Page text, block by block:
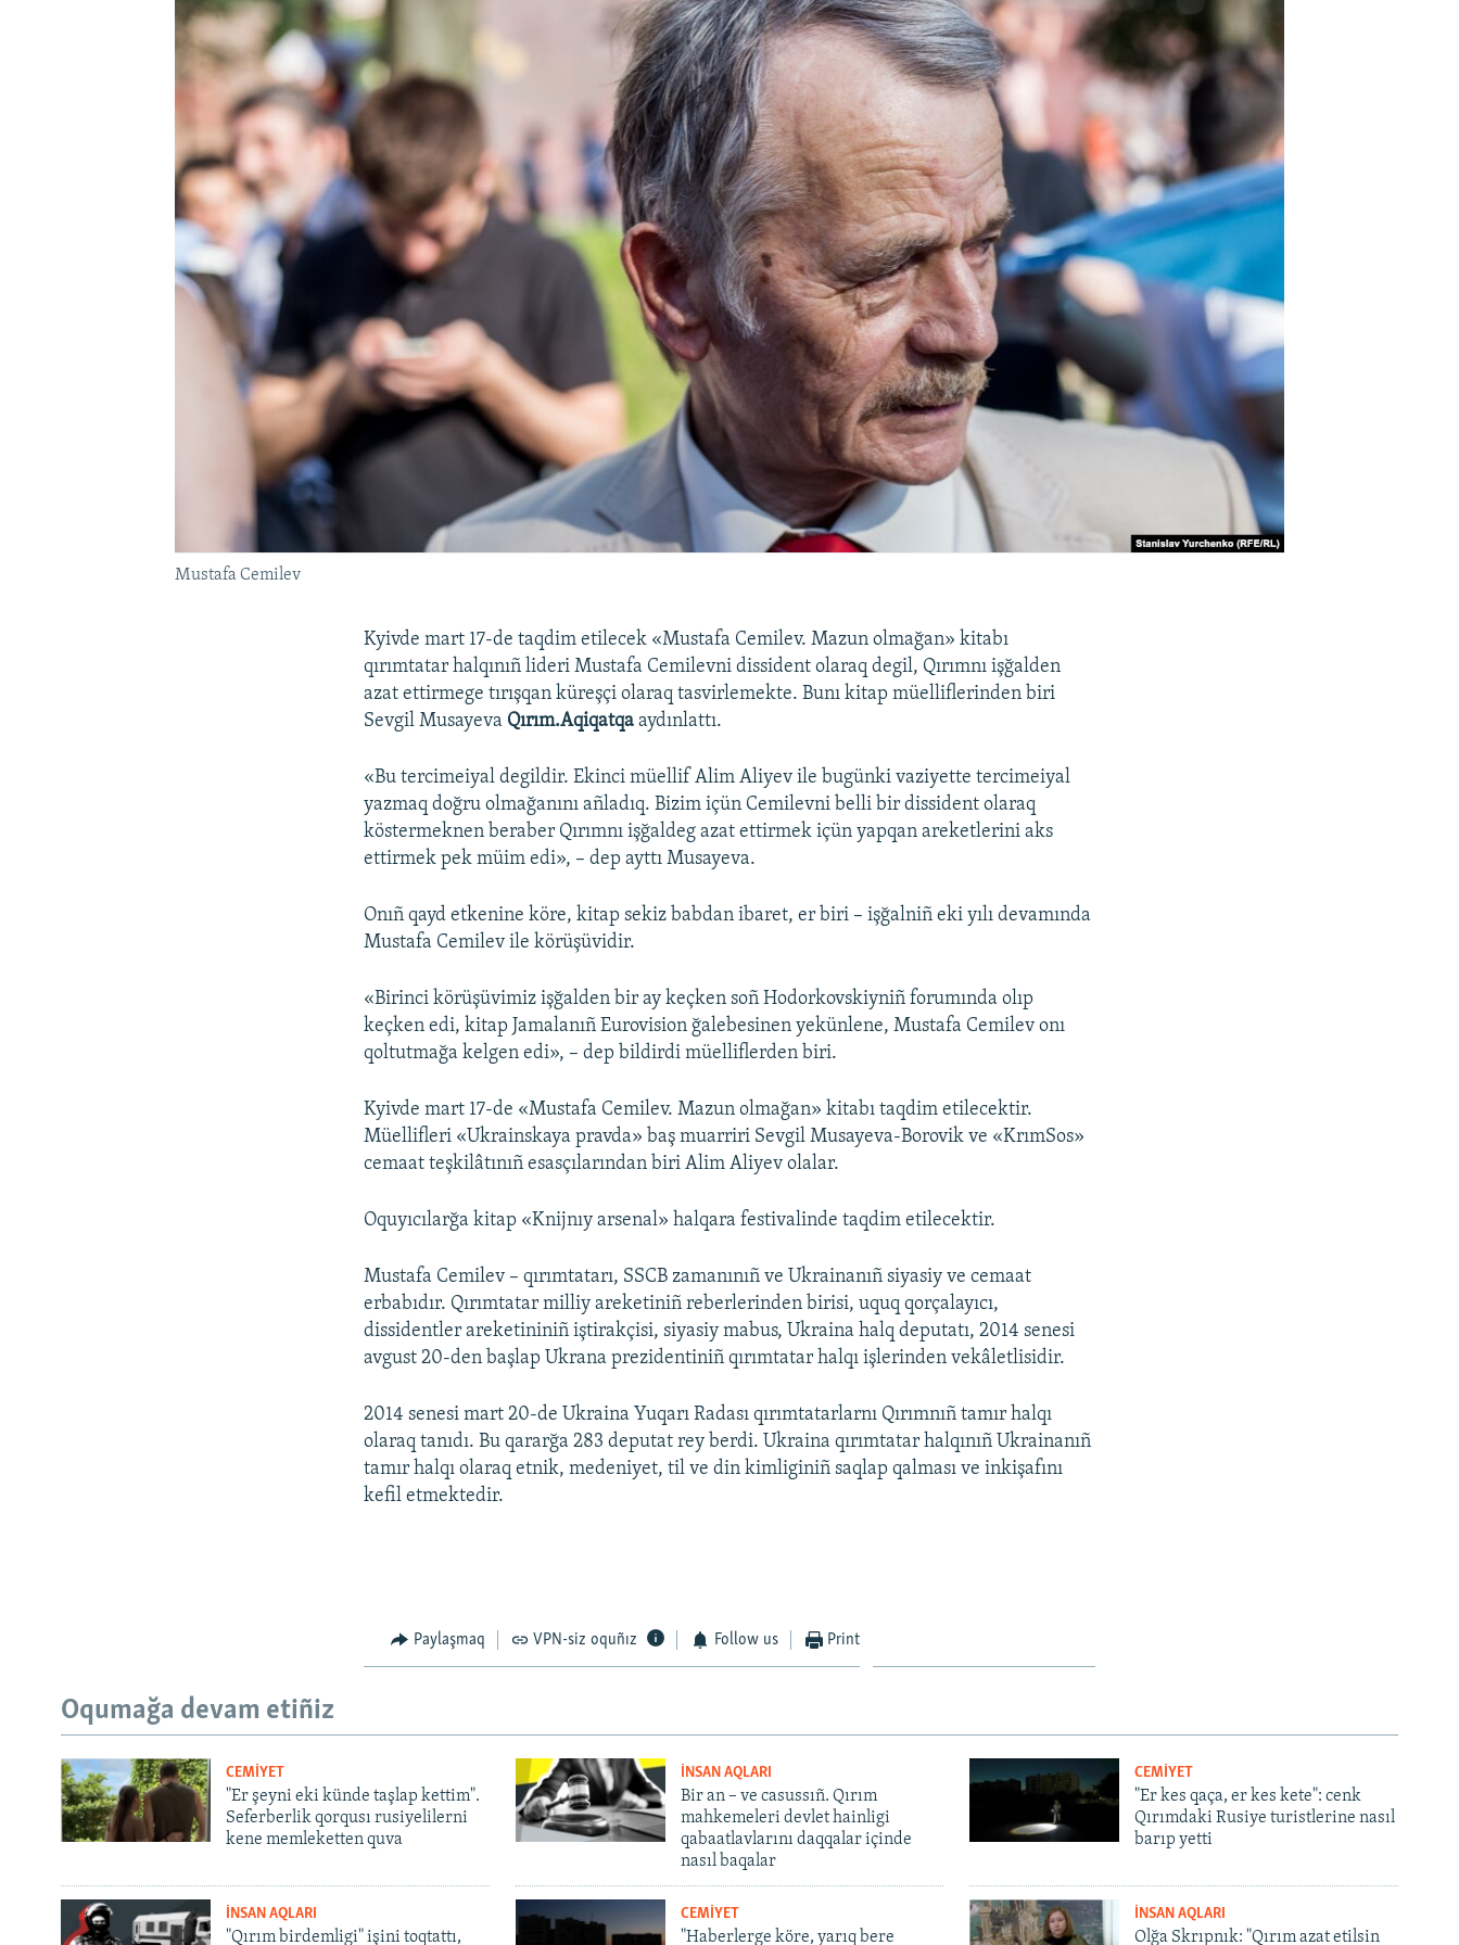
Mustafa Cemilev
Kyivde mart 17-de taqdim etilecek «Mustafa Cemilev. Mazun olmağan» kitabı
qırımtatar halqınıñ lideri Mustafa Cemilevni dissident olaraq degil, Qırımnı işğalden
azat ettirmege tırışqan küreşçi olaraq tasvirlemekte. Bunı kitap müelliflerinden biri
Sevgil Musayeva Qırım.Aqiqatqa aydınlattı.
«Bu tercimeiyal degildir. Ekinci müellif Alim Aliyev ile bugünki vaziyette tercimeiyal
yazmaq doğru olmağanını añladıq. Bizim içün Cemilevni belli bir dissident olaraq
köstermeknen beraber Qırımnı işğaldeg azat ettirmek içün yapqan areketlerini aks
ettirmek pek müim edi», – dep ayttı Musayeva.
Onıñ qayd etkenine köre, kitap sekiz babdan ibaret, er biri – işğalniñ eki yılı devamında
Mustafa Cemilev ile körüşüvidir.
«Birinci körüşüvimiz işğalden bir ay keçken soñ Hodorkovskiyniñ forumında olıp
keçken edi, kitap Jamalanıñ Eurovision ğalebesinen yekünlene, Mustafa Cemilev onı
qoltutmağa kelgen edi», – dep bildirdi müelliflerden biri.
Kyivde mart 17-de «Mustafa Cemilev. Mazun olmağan» kitabı taqdim etilecektir.
Müellifleri «Ukrainskaya pravda» baş muarriri Sevgil Musayeva-Borovik ve «KrımSos»
cemaat teşkilâtınıñ esasçılarından biri Alim Aliyev olalar.
Oquyıcılarğa kitap «Knijnıy arsenal» halqara festivalinde taqdim etilecektir.
Mustafa Cemilev – qırımtatarı, SSCB zamanınıñ ve Ukrainanıñ siyasiy ve cemaat
erbabıdır. Qırımtatar milliy areketiniñ reberlerinden birisi, uquq qorçalayıcı,
dissidentler areketininiñ iştirakçisi, siyasiy mabus, Ukraina halq deputatı, 2014 senesi
avgust 20-den başlap Ukrana prezidentiniñ qırımtatar halqı işlerinden vekâletlisidir.
2014 senesi mart 20-de Ukraina Yuqarı Radası qırımtatarlarnı Qırımnıñ tamır halqı
olaraq tanıdı. Bu qararğa 283 deputat rey berdi. Ukraina qırımtatar halqınıñ Ukrainanıñ
tamır halqı olaraq etnik, medeniyet, til ve din kimliginiñ saqlap qalması ve inkişafını
kefil etmektedir.
Paylaşmaq VPN-siz oquñız Follow us Print
Oqumağa devam etiñiz
CEMİYET
"Er şeyni eki künde taşlap kettim".
Seferberlik qorqusı rusiyelilerni
kene memleketten quva
İNSAN AQLARI
Bir an – ve casussıñ. Qırım
mahkemeleri devlet hainligi
qabaatlavlarını daqqalar içinde
nasıl baqalar
CEMİYET
"Er kes qaça, er kes kete": cenk
Qırımdaki Rusiye turistlerine nasıl
barıp yetti
İNSAN AQLARI
"Qırım birdemligi" işini toqtattı,
CEMİYET
"Haberlerge köre, yarıq bere
İNSAN AQLARI
Olğa Skrıpnık: "Qırım azat etilsin